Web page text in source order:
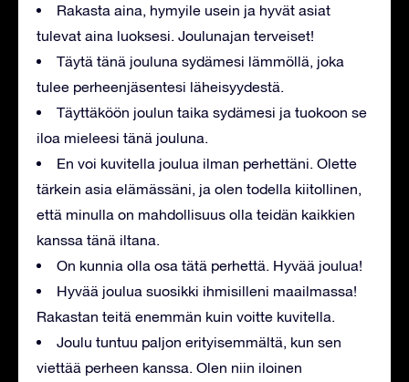
Rakasta aina, hymyile usein ja hyvät asiat
tulevat aina luoksesi. Joulunajan terveiset!
Täytä tänä jouluna sydämesi lämmöllä, joka
tulee perheenjäsentesi läheisyydestä.
Täyttäköön joulun taika sydämesi ja tuokoon se
iloa mieleesi tänä jouluna.
En voi kuvitella joulua ilman perhettäni. Olette
tärkein asia elämässäni, ja olen todella kiitollinen,
että minulla on mahdollisuus olla teidän kaikkien
kanssa tänä iltana.
On kunnia olla osa tätä perhettä. Hyvää joulua!
Hyvää joulua suosikki ihmisilleni maailmassa!
Rakastan teitä enemmän kuin voitte kuvitella.
Joulu tuntuu paljon erityisemmältä, kun sen
viettää perheen kanssa. Olen niin iloinen